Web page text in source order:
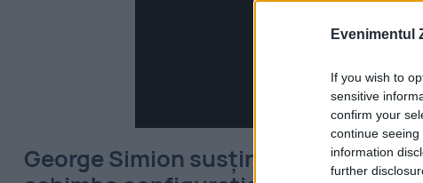
Evenimentul
If you wish to
sensitive
confirm your
continue
information
further
George Simion susține că o nouă